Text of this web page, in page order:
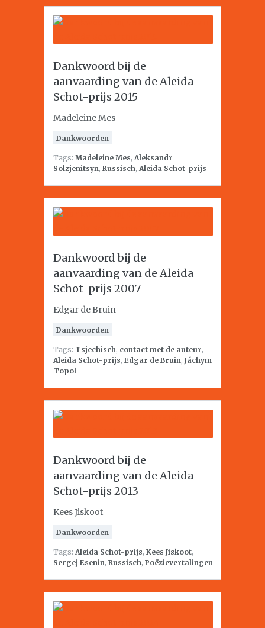
Dankwoord bij de
aanvaarding van de Aleida
Schot-prijs 2015
Madeleine Mes
Dankwoorden
Tags: Madeleine Mes, Aleksandr
Solzjenitsyn, Russisch, Aleida Schot-prijs
Dankwoord bij de
aanvaarding van de Aleida
Schot-prijs 2007
Edgar de Bruin
Dankwoorden
Tags: Tsjechisch, contact met de auteur,
Aleida Schot-prijs, Edgar de Bruin, Jáchym
Topol
Dankwoord bij de
aanvaarding van de Aleida
Schot-prijs 2013
Kees Jiskoot
Dankwoorden
Tags: Aleida Schot-prijs, Kees Jiskoot,
Sergej Esenin, Russisch, Poëzievertalingen